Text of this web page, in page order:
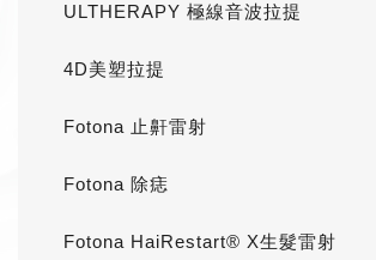
ULTHERAPY 極線音波拉提
4D美塑拉提
Fotona 止鼾雷射
Fotona 除痣
Fotona HaiRestart® X生髮雷射